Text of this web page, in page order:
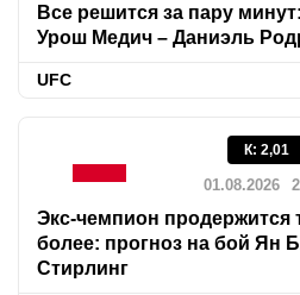
Все решится за пару
Урош Медич – Даниэль
UFC
К: 2,01
01.08.2026
Экс-чемпион продержится
более: прогноз на бой Ян
Стирлинг